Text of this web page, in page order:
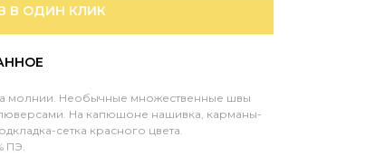
В ОДИН КЛИК
молнии. Необычные множественные швы
На капюшоне нашивка, карманы-
сетка красного цвета.
ПЭ.